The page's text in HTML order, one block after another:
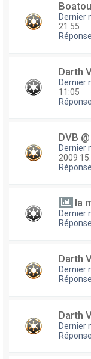
Dernier
21:55
Darth
Dernier
11:05
DVB
Dernier
2009
la
Dernier
Darth
Dernier
Darth
Dernier